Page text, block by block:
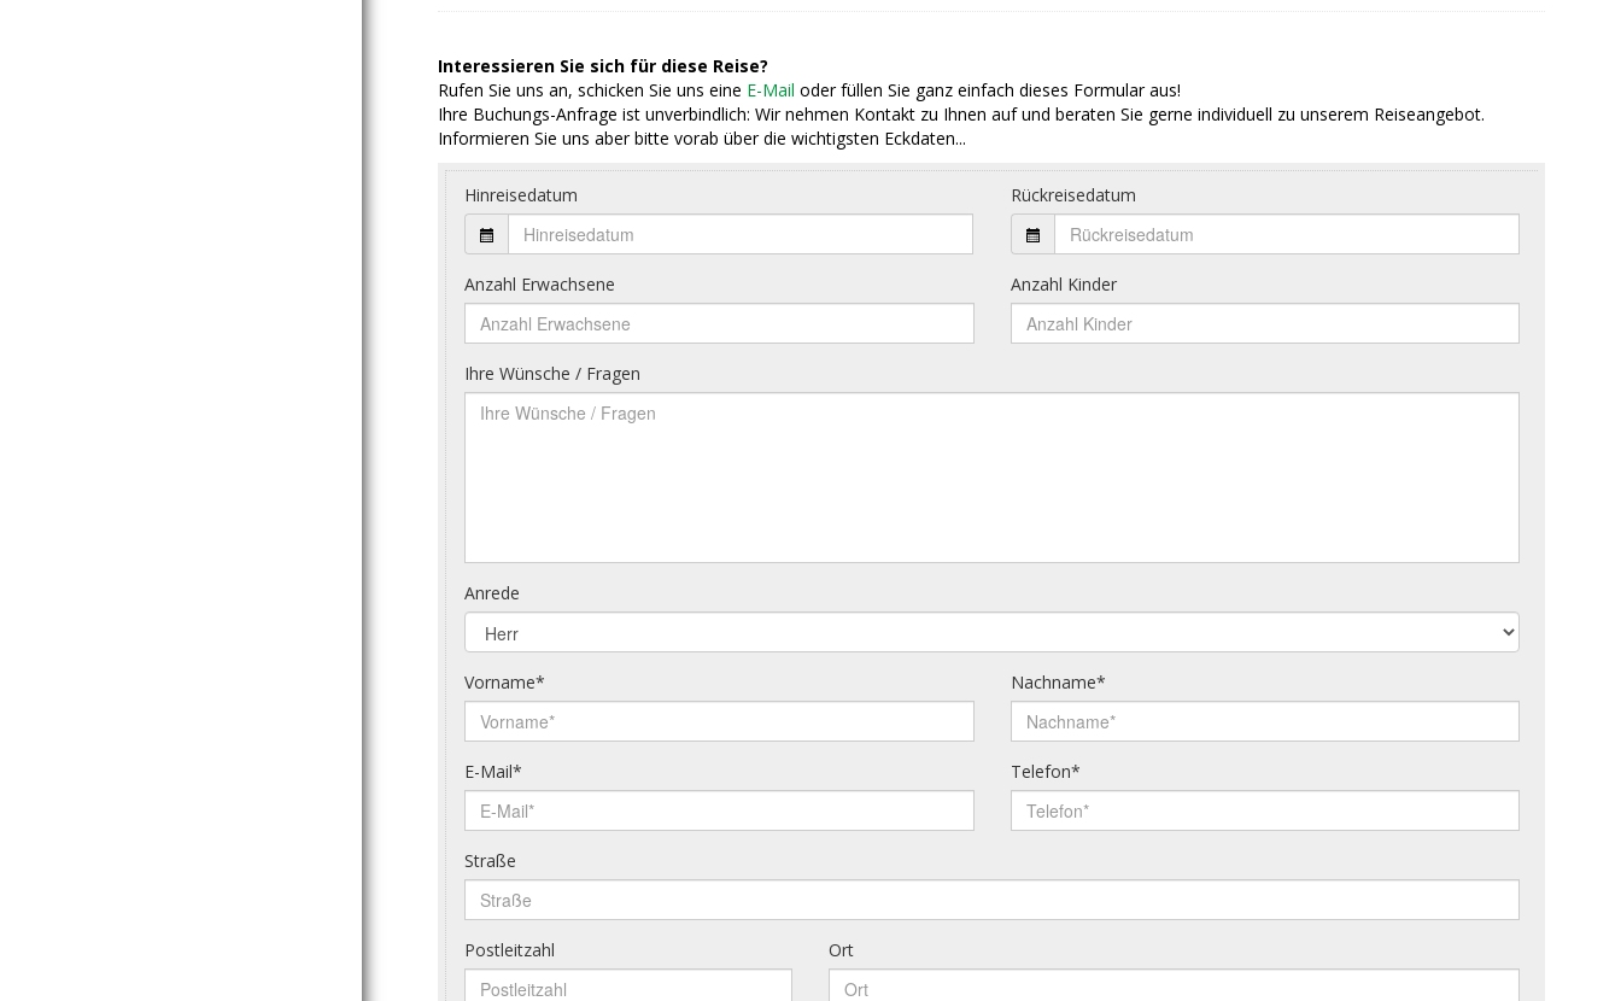
Interessieren Sie sich für diese Reise?
Rufen Sie uns an, schicken Sie uns eine E-Mail oder füllen Sie ganz einfach dieses Formular aus!
Ihre Buchungs-Anfrage ist unverbindlich: Wir nehmen Kontakt zu Ihnen auf und beraten Sie gerne individuell zu unserem Reiseangebot.
Informieren Sie uns aber bitte vorab über die wichtigsten Eckdaten...